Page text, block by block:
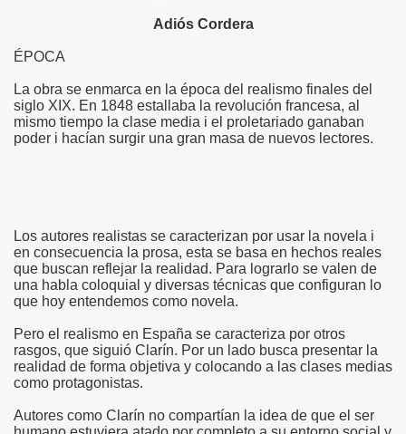
Adiós Cordera
ÉPOCA
La obra se enmarca en la época del realismo finales del
siglo XIX. En 1848 estallaba la revolución francesa, al
mismo tiempo la clase media i el proletariado ganaban
poder i hacían surgir una gran masa de nuevos lectores.
Los autores realistas se caracterizan por usar la novela i
en consecuencia la prosa, esta se basa en hechos reales
que buscan reflejar la realidad. Para lograrlo se valen de
una habla coloquial y diversas técnicas que configuran lo
que hoy entendemos como novela.
Pero el realismo en España se caracteriza por otros
rasgos, que siguió Clarín. Por un lado busca presentar la
realidad de forma objetiva y colocando a las clases medias
como protagonistas.
Autores como Clarín no compartían la idea de que el ser